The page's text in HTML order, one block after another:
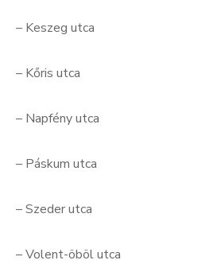
– Keszeg utca
– Kőris utca
– Napfény utca
– Páskum utca
– Szeder utca
– Volent-öböl utca